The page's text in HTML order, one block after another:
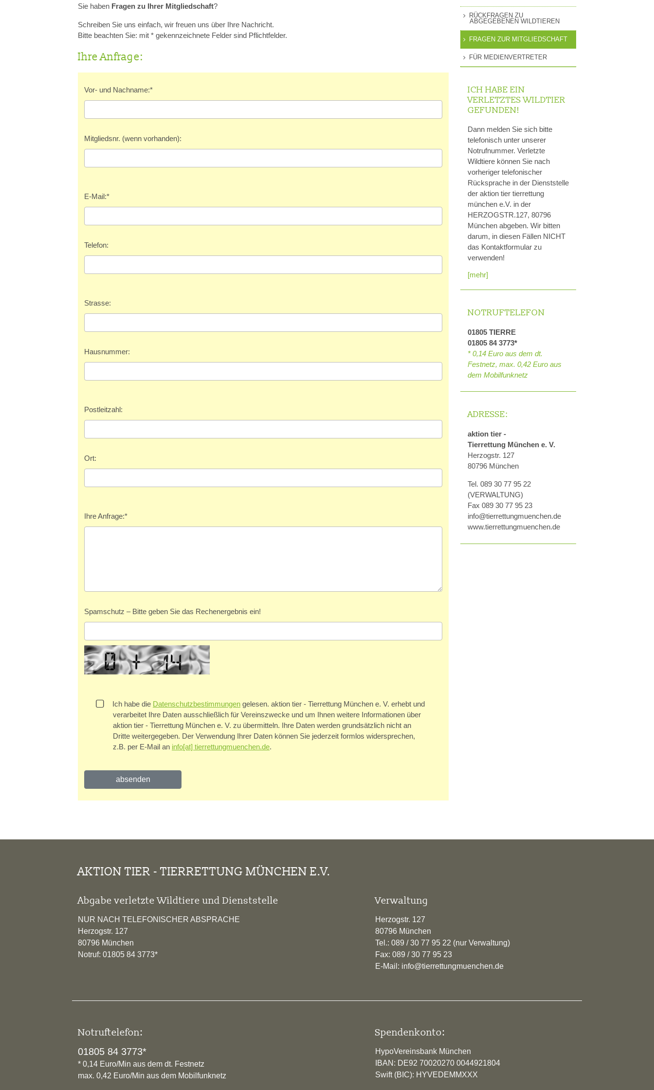
TIERRE
ERSTE HILFE LEISTEN
ATEM- UND HERZSTILLSTAND
BEIM VERSCHLUCKEN
WILDVÖGEL
IGEL
ENTSTEHUNGSGESCHICHTE
VEREINSJOURNALE
MITGLIEDSCHAFT
Sie haben Fragen zu Ihrer Mitgliedschaft?
Schreiben Sie uns einfach, wir freuen uns über Ihre Nachricht.
Bitte beachten Sie: mit * gekennzeichnete Felder sind Pflichtfelder.
Ihre Anfrage:
Vor- und Nachname:*
Mitgliedsnr. (wenn vorhanden):
E-Mail:*
Telefon:
Strasse:
Hausnummer:
Postleitzahl:
Ort:
Ihre Anfrage:*
Spamschutz – Bitte geben Sie das Rechenergebnis ein!
Ich habe die Datenschutzbestimmungen gelesen. aktion tier - Tierrettung München e. V. erhebt und
verarbeitet Ihre Daten ausschließlich für Vereinszwecke und um Ihnen weitere Informationen über
aktion tier - Tierrettung München e. V. zu übermitteln. Ihre Daten werden grundsätzlich nicht an
Dritte weitergegeben. Der Verwendung Ihrer Daten können Sie jederzeit formlos widersprechen,
z.B. per E-Mail an info[at] tierrettungmuenchen.de.
RÜCKFRAGEN ZU
ABGEGEBENEN WILDTIEREN
FRAGEN ZUR MITGLIEDSCHAFT
FÜR MEDIENVERTRETER
ICH HABE EIN
VERLETZTES WILDTIER
GEFUNDEN!
Dann melden Sie sich bitte
telefonisch unter unserer
Notrufnummer. Verletzte
Wildtiere können Sie nach
vorheriger telefonischer
Rücksprache in der Dienststelle
der aktion tier tierrettung
münchen e.V. in der
HERZOGSTR.127, 80796
München abgeben. Wir bitten
darum, in diesen Fällen NICHT
das Kontaktformular zu
verwenden!
[mehr]
NOTRUFTELEFON
01805 TIERRE
01805 84 3773*
* 0,14 Euro aus dem dt.
Festnetz, max. 0,42 Euro aus
dem Mobilfunknetz
ADRESSE:
aktion tier -
Tierrettung München e. V.
Herzogstr. 127
80796 München
Tel. 089 30 77 95 22
(VERWALTUNG)
Fax 089 30 77 95 23
info@tierrettungmuenchen.de
www.tierrettungmuenchen.de
AKTION TIER - TIERRETTUNG MÜNCHEN E.V.
Abgabe verletzte Wildtiere und Dienststelle
NUR NACH TELEFONISCHER ABSPRACHE
Herzogstr. 127
80796 München
Notruf: 01805 84 3773*
Verwaltung
Herzogstr. 127
80796 München
Tel.: 089 / 30 77 95 22 (nur Verwaltung)
Fax: 089 / 30 77 95 23
E-Mail: info@tierrettungmuenchen.de
Notruftelefon:
01805 84 3773*
* 0,14 Euro/Min aus dem dt. Festnetz
max. 0,42 Euro/Min aus dem Mobilfunknetz
Spendenkonto:
HypoVereinsbank München
IBAN: DE92 70020270 0044921804
Swift (BIC): HYVEDEMMXXX